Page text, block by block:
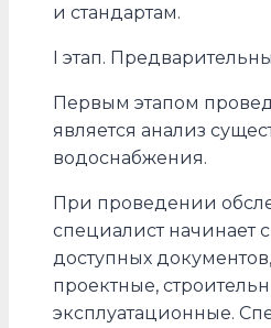
и стандартам.
I этап.
Первым этапом
является анализ
водоснабжения.
При проведении
специалист начинает
доступных
проектные,
эксплуатационные.